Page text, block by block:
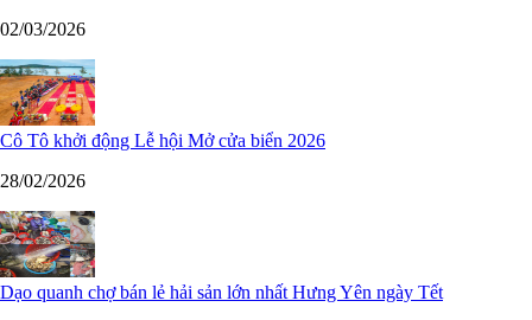
02/03/2026
Cô Tô khởi động Lễ hội Mở cửa biển 2026
28/02/2026
Dạo quanh chợ bán lẻ hải sản lớn nhất Hưng Yên ngày Tết